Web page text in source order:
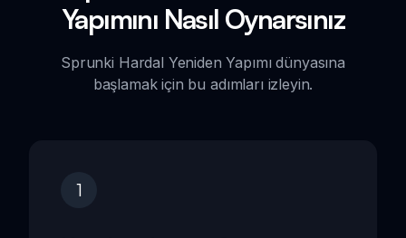
Yapımını Nasıl Oynarsınız
Sprunki Hardal Yeniden Yapımı dünyasına
başlamak için bu adımları izleyin.
1